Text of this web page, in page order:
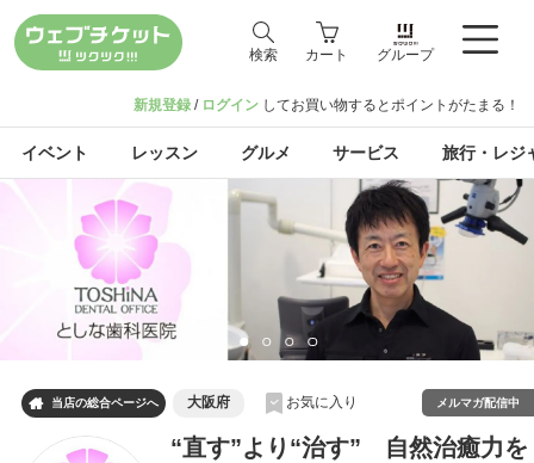
検索 カート グループ
新規登録 / ログイン してお買い物するとポイントがたまる！
イベント レッスン グルメ サービス 旅行・レジ
 当店の総合ページへ 大阪府 お気に入り メルマガ配信中
“直す”より“治す” 自然治癒力を